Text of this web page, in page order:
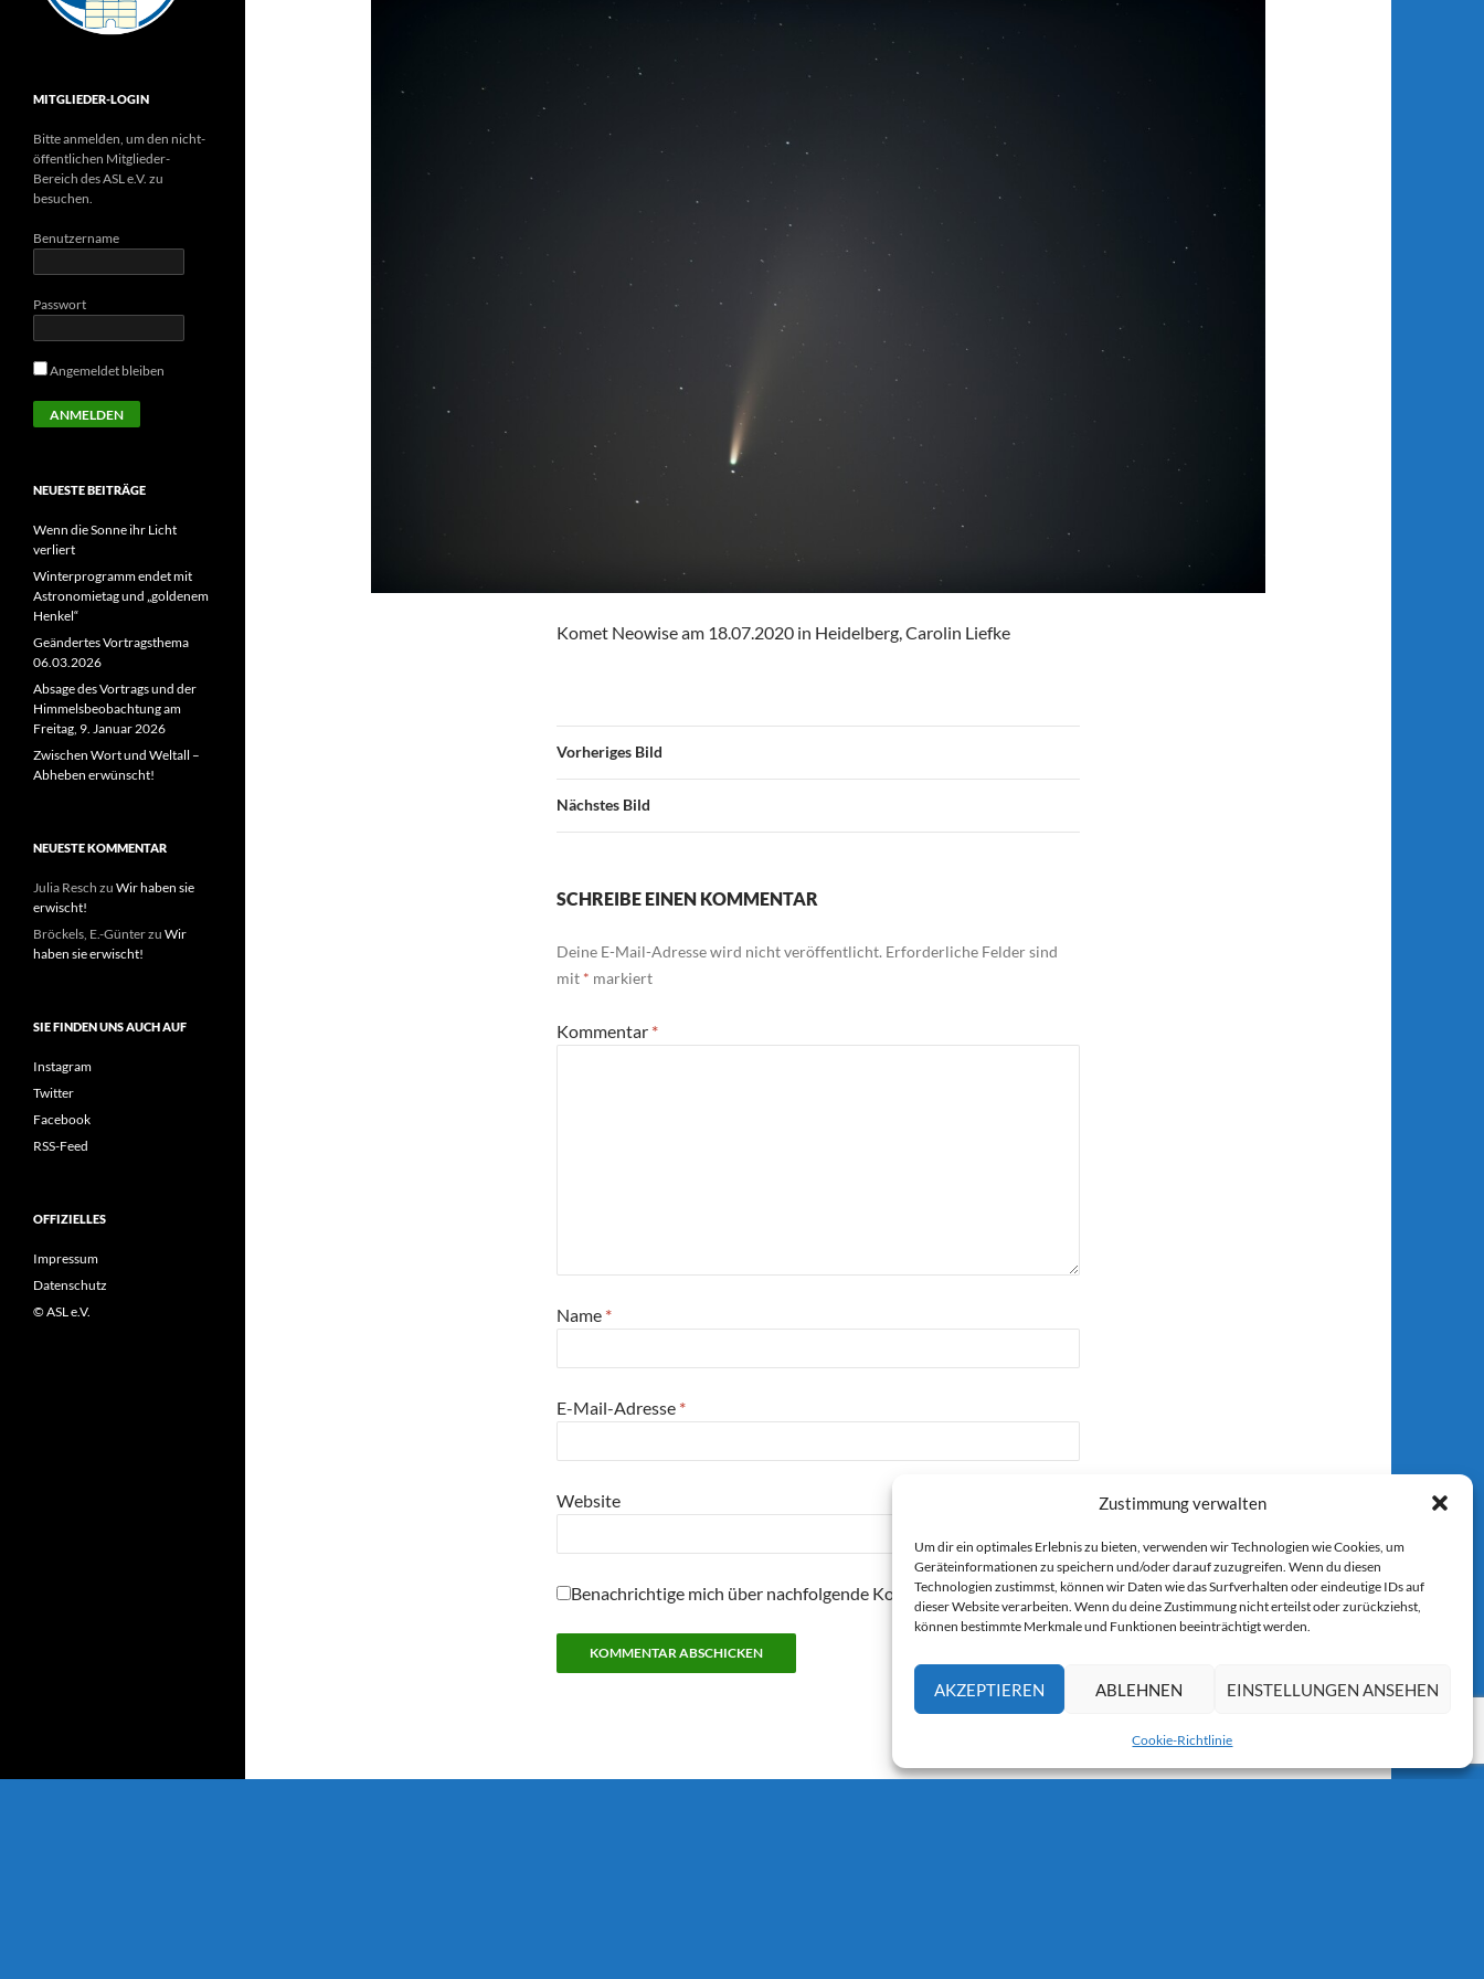
Zustimmung verwalten
Um dir ein optimales Erlebnis zu bieten, verwenden wir Technologien wie Cookies, um
Geräteinformationen zu speichern und/oder darauf zuzugreifen. Wenn du diesen
Technologien zustimmst, können wir Daten wie das Surfverhalten oder eindeutige IDs auf
dieser Website verarbeiten. Wenn du deine Zustimmung nicht erteilst oder zurückziehst,
können bestimmte Merkmale und Funktionen beeinträchtigt werden.
AKZEPTIEREN ABLEHNEN EINSTELLUNGEN ANSEHEN
Cookie-Richtlinie
Komet Neowise am 18.07.2020 in Heidelberg, Carolin Liefke
Vorheriges Bild
Nächstes Bild
SCHREIBE EINEN KOMMENTAR
Deine E-Mail-Adresse wird nicht veröffentlicht. Erforderliche Felder sind
mit * markiert
Kommentar *
Name *
E-Mail-Adresse *
Website
Benachrichtige mich über nachfolgende Kommentare per E-Mail.
MITGLIEDER-LOGIN
Bitte anmelden, um den nicht-
öffentlichen Mitglieder-
Bereich des ASL e.V. zu
besuchen.
Benutzername
Passwort
Angemeldet bleiben
NEUESTE BEITRÄGE
Wenn die Sonne ihr Licht
verliert
Winterprogramm endet mit
Astronomietag und „goldenem
Henkel“
Geändertes Vortragsthema
06.03.2026
Absage des Vortrags und der
Himmelsbeobachtung am
Freitag, 9. Januar 2026
Zwischen Wort und Weltall –
Abheben erwünscht!
NEUESTE KOMMENTAR
Julia Resch zu Wir haben sie
erwischt!
Bröckels, E.-Günterzu Wir
haben sie erwischt!
SIE FINDEN UNS AUCH AUF
Instagram
Twitter
Facebook
RSS-Feed
OFFIZIELLES
Impressum
Datenschutz
© ASL e.V.